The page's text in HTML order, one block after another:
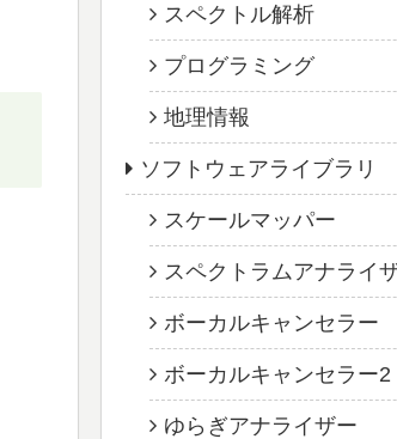
スペクトル解析
プログラミング
地理情報
ソフトウェアライブラリ
スケールマッパー
スペクトラムアナライ
ボーカルキャンセラー
ボーカルキャンセラー2
ゆらぎアナライザー